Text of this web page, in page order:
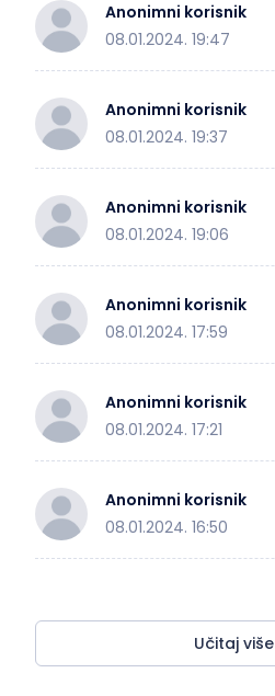
Anonimni korisnik
08.01.2024. 19:47
Anonimni korisnik
08.01.2024. 19:37
Anonimni korisnik
08.01.2024. 19:06
Anonimni korisnik
08.01.2024. 17:59
Anonimni korisnik
08.01.2024. 17:21
Anonimni korisnik
08.01.2024. 16:50
Učitaj više